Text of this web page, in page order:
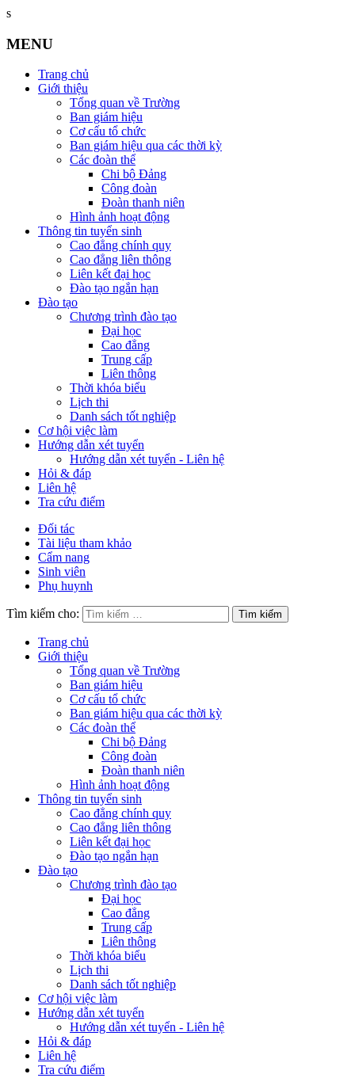
s
MENU
Trang chủ
Giới thiệu
Tổng quan về Trường
Ban giám hiệu
Cơ cấu tổ chức
Ban giám hiệu qua các thời kỳ
Các đoàn thể
Chi bộ Đảng
Công đoàn
Đoàn thanh niên
Hình ảnh hoạt động
Thông tin tuyển sinh
Cao đẳng chính quy
Cao đẳng liên thông
Liên kết đại học
Đào tạo ngắn hạn
Đào tạo
Chương trình đào tạo
Đại học
Cao đẳng
Trung cấp
Liên thông
Thời khóa biểu
Lịch thi
Danh sách tốt nghiệp
Cơ hội việc làm
Hướng dẫn xét tuyển
Hướng dẫn xét tuyển - Liên hệ
Hỏi & đáp
Liên hệ
Tra cứu điểm
Đối tác
Tài liệu tham khảo
Cẩm nang
Sinh viên
Phụ huynh
Tìm kiếm cho:
Trang chủ
Giới thiệu
Tổng quan về Trường
Ban giám hiệu
Cơ cấu tổ chức
Ban giám hiệu qua các thời kỳ
Các đoàn thể
Chi bộ Đảng
Công đoàn
Đoàn thanh niên
Hình ảnh hoạt động
Thông tin tuyển sinh
Cao đẳng chính quy
Cao đẳng liên thông
Liên kết đại học
Đào tạo ngắn hạn
Đào tạo
Chương trình đào tạo
Đại học
Cao đẳng
Trung cấp
Liên thông
Thời khóa biểu
Lịch thi
Danh sách tốt nghiệp
Cơ hội việc làm
Hướng dẫn xét tuyển
Hướng dẫn xét tuyển - Liên hệ
Hỏi & đáp
Liên hệ
Tra cứu điểm